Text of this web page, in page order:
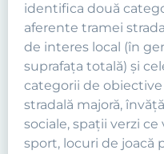
identifica două
aferente tramei
de interes local (în
suprafaţa totală) şi
categorii de
stradală majoră,
sociale, spaţii verzi
sport, locuri de joacă